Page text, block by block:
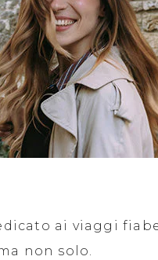
ai viaggi
non solo.